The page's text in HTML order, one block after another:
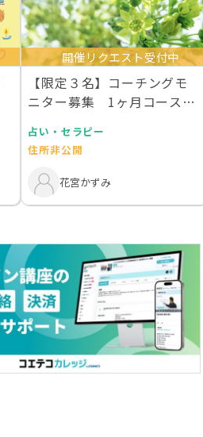
開催リクエスト受付中
【限定３名】コーチングモ
ニター募集 1ヶ月コース
占い・セラピー
住所非公開
花宮かずみ